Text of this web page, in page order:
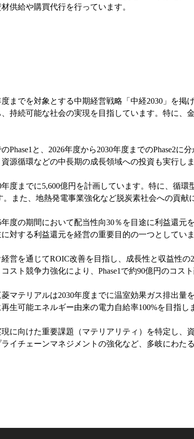
供給や購買代行を行っています。
までを対象とする中期経営戦略「中経2030」を
持続可能な社会の実現を目指しています。特に
Phase1と、2026年度から2030年度までのPhase2
源循環などの中長期の成長領域への投資も実行し
度までに5,600億円を計画しています。特に、循
また、地熱発電事業強化など脱炭素社会への貢献
度の期間において配当性向30％を目途に利益還
対する利益還元を経営の重要目的の一つとしていま
営を通じてROIC改善を目指し、成長性と収益性
スト競争力強化により、Phase1で約90億円のコス
マテリアルは2030年度までに温室効果ガス排出
生可能エネルギー由来の電力自給率100%を目指し
に向けた重要課題（マテリアリティ）を特定し
イチェーンマネジメントの強化など、多岐にわた